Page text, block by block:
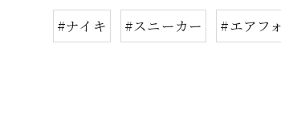
#ナイキ #スニーカー #エアフ